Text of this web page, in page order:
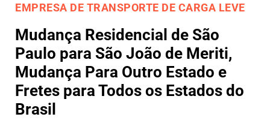
EMPRESA DE TRANSPORTE DE CARGA LEVE
Mudança Residencial de São
Paulo para São João de Meriti,
Mudança Para Outro Estado e
Fretes para Todos os Estados do
Brasil